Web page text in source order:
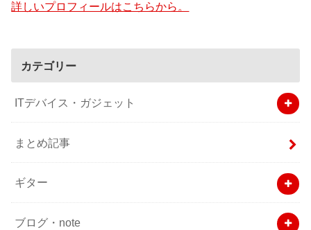
詳しいプロフィールはこちらから。
カテゴリー
ITデバイス・ガジェット
まとめ記事
ギター
ブログ・note